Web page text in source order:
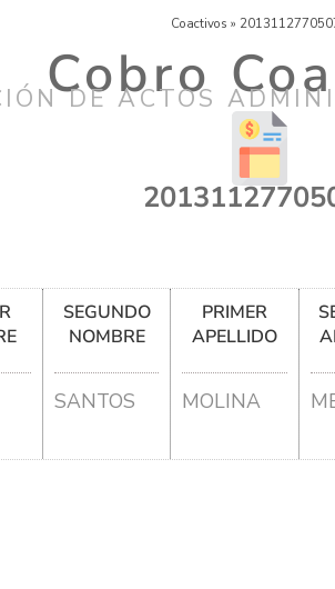
Coactivos »
Cobro
DE ACTOS
SEGUNDO
NOMBRE
SANTOS
PRIMER
APELLIDO
MOLINA